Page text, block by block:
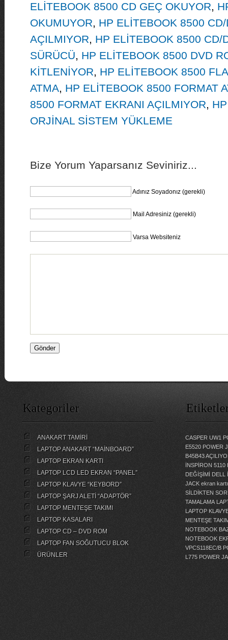
ELİTEBOOK 8500 CD GEÇ OKUYOR,
OKUMUYOR, HP ELİTEBOOK 8500
AÇILMIYOR, HP ELİTEBOOK 8500 CD/
SÜRÜCÜ, HP ELİTEBOOK 8500 DVD
KİTLENİYOR, HP ELİTEBOOK 8500
ATMA, HP ELİTEBOOK 8500 FORMAT
8500 FORMAT EKRANI AÇILMIYOR,
ORJİNAL SİSTEM YÜKLEME
Bize Yorum Yaparsanız Seviniriz...
Adınız Soyadonız (gerekli)
Mail Adresiniz (gerekli)
Varsa Websiteniz
Kategoriler
ANAKART TAMİRİ
LAPTOP ANAKART “MAİNBOARD”
LAPTOP EKRAN KARTI
LAPTOP LCD LED EKRAN “PANEL”
LAPTOP KLAVYE “KEYBORD”
LAPTOP ŞARJ ALETİ “ADAPTÖR”
LAPTOP MENTEŞE TAKIMI
LAPTOP KASALARI
LAPTOP CD – DVD ROM
LAPTOP FAN SOĞUTUCU BLOK
ÜRÜNLER
CASPER UW1
E5520 POWER
B45B43
İNSPİRON
DEĞİŞİMİ
DELL
JACK ekran
SİLDİKTEN
TAMALAMA
LAPTOP
MENTEŞE
NOTEBOOK
NOTEBOOK
VPCS118EC/B
L775 POWER